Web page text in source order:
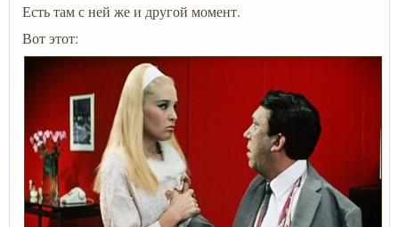
Есть там с ней же и другой момент.
Вот этот: